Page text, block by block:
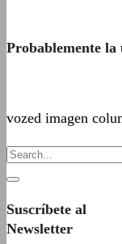
Probablemente
vozed imagen
Suscríbete al
Newsletter